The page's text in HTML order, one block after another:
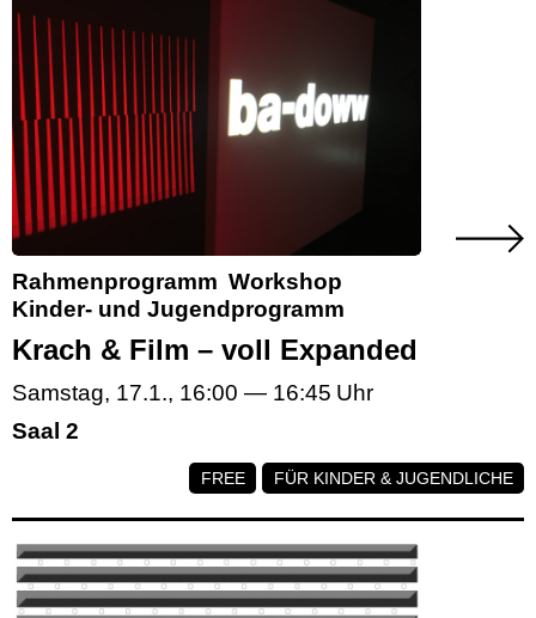
Rahmenprogramm Workshop
Kinder- und Jugendprogramm
Krach & Film – voll Expanded
Samstag, 17.1., 16:00 — 16:45
Saal 2
FREE FÜR KINDER & JUGENDLICHE